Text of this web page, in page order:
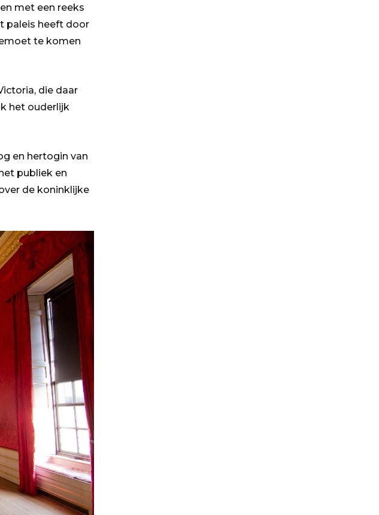
met een reeks
paleis heeft door
te komen
die daar
het ouderlijk
en hertogin van
publiek en
de koninklijke